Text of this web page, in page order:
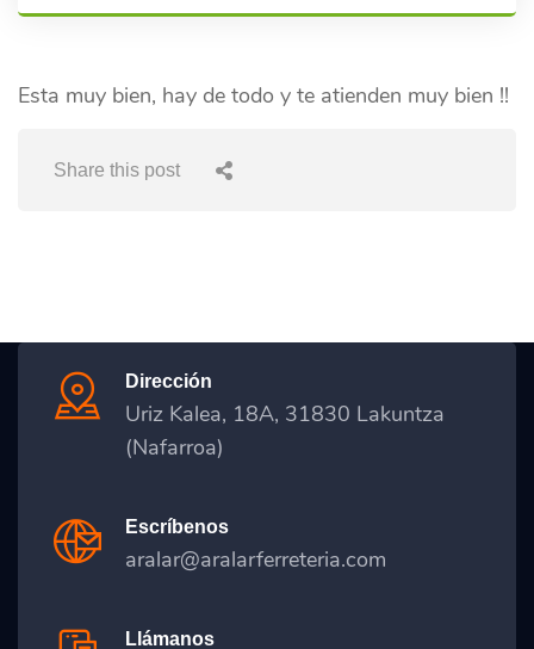
Esta muy bien, hay de todo y te atienden muy bien !!
Share this post
Dirección
Uriz Kalea, 18A, 31830 Lakuntza
(Nafarroa)
Escríbenos
aralar@aralarferreteria.com
Llámanos